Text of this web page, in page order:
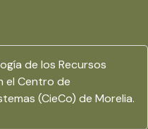
de los Recursos
el Centro de
(CieCo) de Morelia.